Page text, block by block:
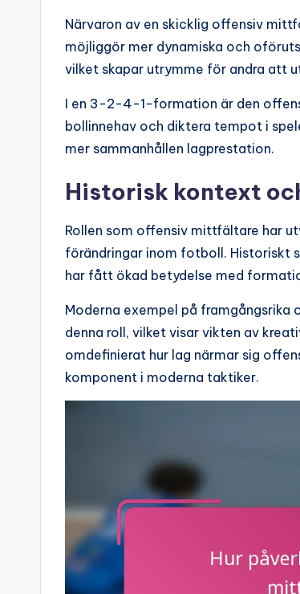
Närvaron av en skicklig offensiv
möjliggör mer dynamiska och
vilket skapar utrymme för andra att
I en 3-2-4-1-formation är den
bollinnehav och diktera tempot i
mer sammanhållen lagprestation.
Historisk kontext
Rollen som offensiv mittfältare har
förändringar inom fotboll. Historiskt
har fått ökad betydelse med
Moderna exempel på
denna roll, vilket visar vikten av
omdefinierat hur lag närmar sig
komponent i moderna taktiker.